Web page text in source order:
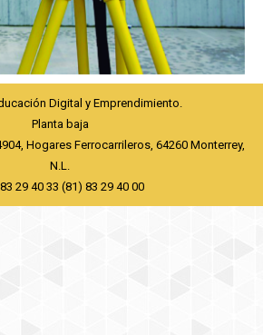
Digital y Emprendimiento.
Planta baja
Hogares Ferrocarrileros, 64260 Monterrey,
N.L.
29 40 33 (81) 83 29 40 00